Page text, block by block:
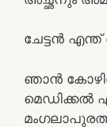
ചേട്ടൻ
ഞാൻ